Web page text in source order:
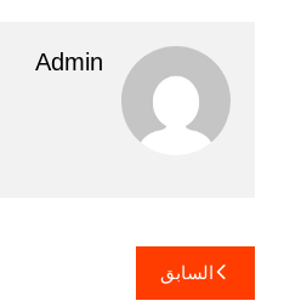
Admin
تصفّحالسابق